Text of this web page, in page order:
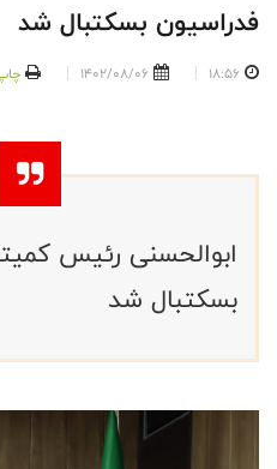
فدراسیون بسکتبال شد
18:56
1402/08/06
ابوالحسنی رئیس
بسکتبال شد